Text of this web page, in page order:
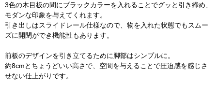
3色の木目板の間にブラックカラーを入れることでグッと引き締め、
モダンな印象を与えてくれます。
引き出しはスライドレール仕様なので、物を入れた状態でもスムー
ズに開閉ができ機能性もあります。
前板のデザインを引き立てるために脚部はシンプルに。
約8cmとちょうどいい高さで、空間を与えることで圧迫感を感じさ
せない仕上がりです。